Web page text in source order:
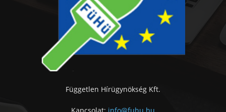
Független Hírügynökség Kft.